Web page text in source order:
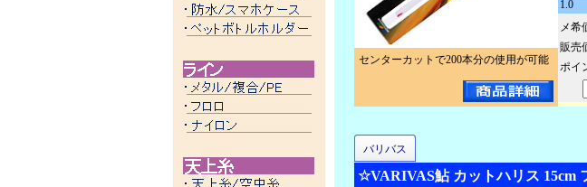
センターカットで200本分の使用が可能
1.0
メ希
販売
ポイ
バリバス
☆VARIVAS鮎 カットハリス 15cm